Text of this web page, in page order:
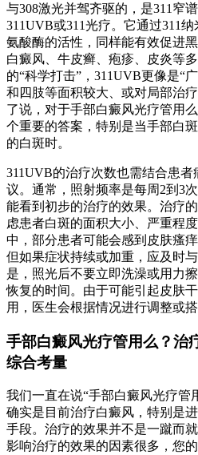
与308激光并驾齐驱的，是311窄
311UVB或311光疗。它通过311
氨酸酶的活性，同样能有效促进
白癜风、牛皮癣、疱疹、皮炎等
的“科学打击”，311UVB更像是“
和四肢等面积较大、或对局部治
了说，对于手部白癜风光疗管用
个重要的答案，特别是当手部白
的白斑时。
311UVB的治疗次数也需结合患
议。通常，照射频率是每周2到3
能看到初步的治疗的效果。治疗
虑患者白斑的面积大小、严重程
中，部分患者可能会感到皮肤瘙
但如果症状持续或加重，应及时
是，照光后不要立即洗澡或用力
恢复的时间。由于可能引起皮肤
用，医生会根据情况进行调整或
手部白癜风光疗管用么？治
综合考量
我们一直在说“手部白癜风光疗管
确实是目前治疗白癜风，特别是
手段。治疗的效果并不是一蹴而
影响治疗的效果的因素很多，您